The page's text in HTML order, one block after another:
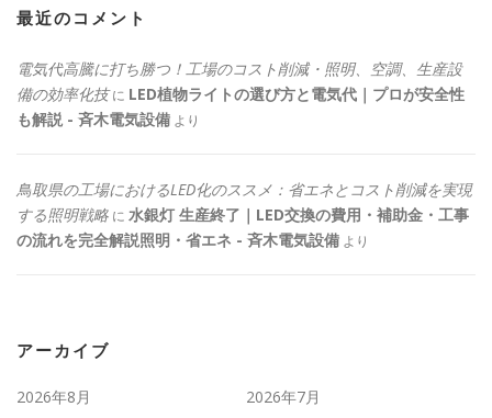
最近のコメント
電気代高騰に打ち勝つ！工場のコスト削減・照明、空調、生産設
備の効率化技に LED植物ライトの選び方と電気代｜プロが安全性
も解説 - 斉木電気設備 より
鳥取県の工場におけるLED化のススメ：省エネとコスト削減を実現
する照明戦略 に 水銀灯 生産終了｜LED交換の費用・補助金・工事
の流れを完全解説照明・省エネ - 斉木電気設備 より
アーカイブ
2026年8月
2026年7月